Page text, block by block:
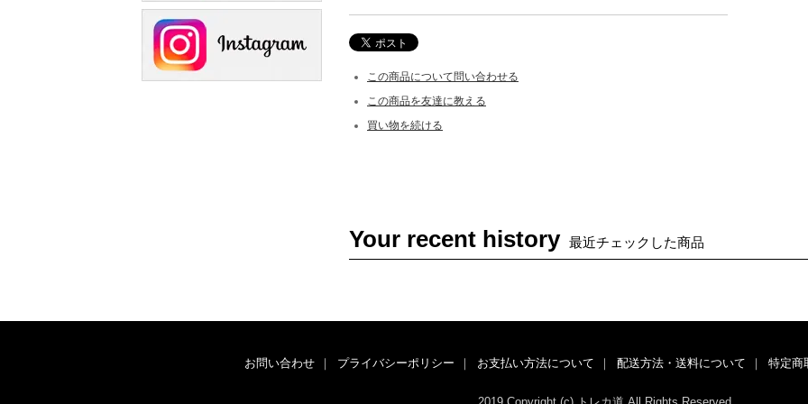
この商品について問い合わせる
この商品を友達に教える
買い物を続ける
Your recent history 最近チェックした商品
お問い合わせ ｜ プライバシーポリシー ｜ お支払い方法について ｜ 配送方法・送料について ｜ 特定商